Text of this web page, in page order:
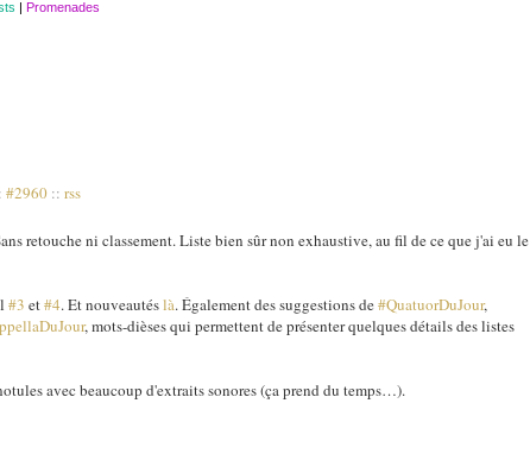
| Promenades
#2960 :: rss
retouche ni classement. Liste bien sûr non exhaustive, au fil de ce que j'ai eu le
#3 et#4. Et nouveautéslà. Également des suggestions de#QuatuorDuJour,
, mots-dièses qui permettent de présenter quelques détails des listes
avec beaucoup d'extraits sonores (ça prend du temps…).